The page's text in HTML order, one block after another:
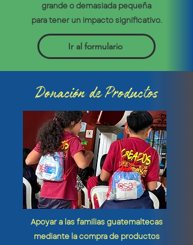
grande o demasiada pequeña
paratener un impacto significativo.
Ir al formulario
Donación de Productos
Apoyar a las familias guatemaltecas
mediante la compra de productos